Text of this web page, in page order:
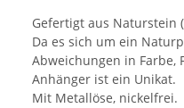
Gefertigt aus Naturstein
Da es sich um ein
Abweichungen in Farbe,
Anhänger ist ein Unikat.
Mit Metallöse, nickelfrei.